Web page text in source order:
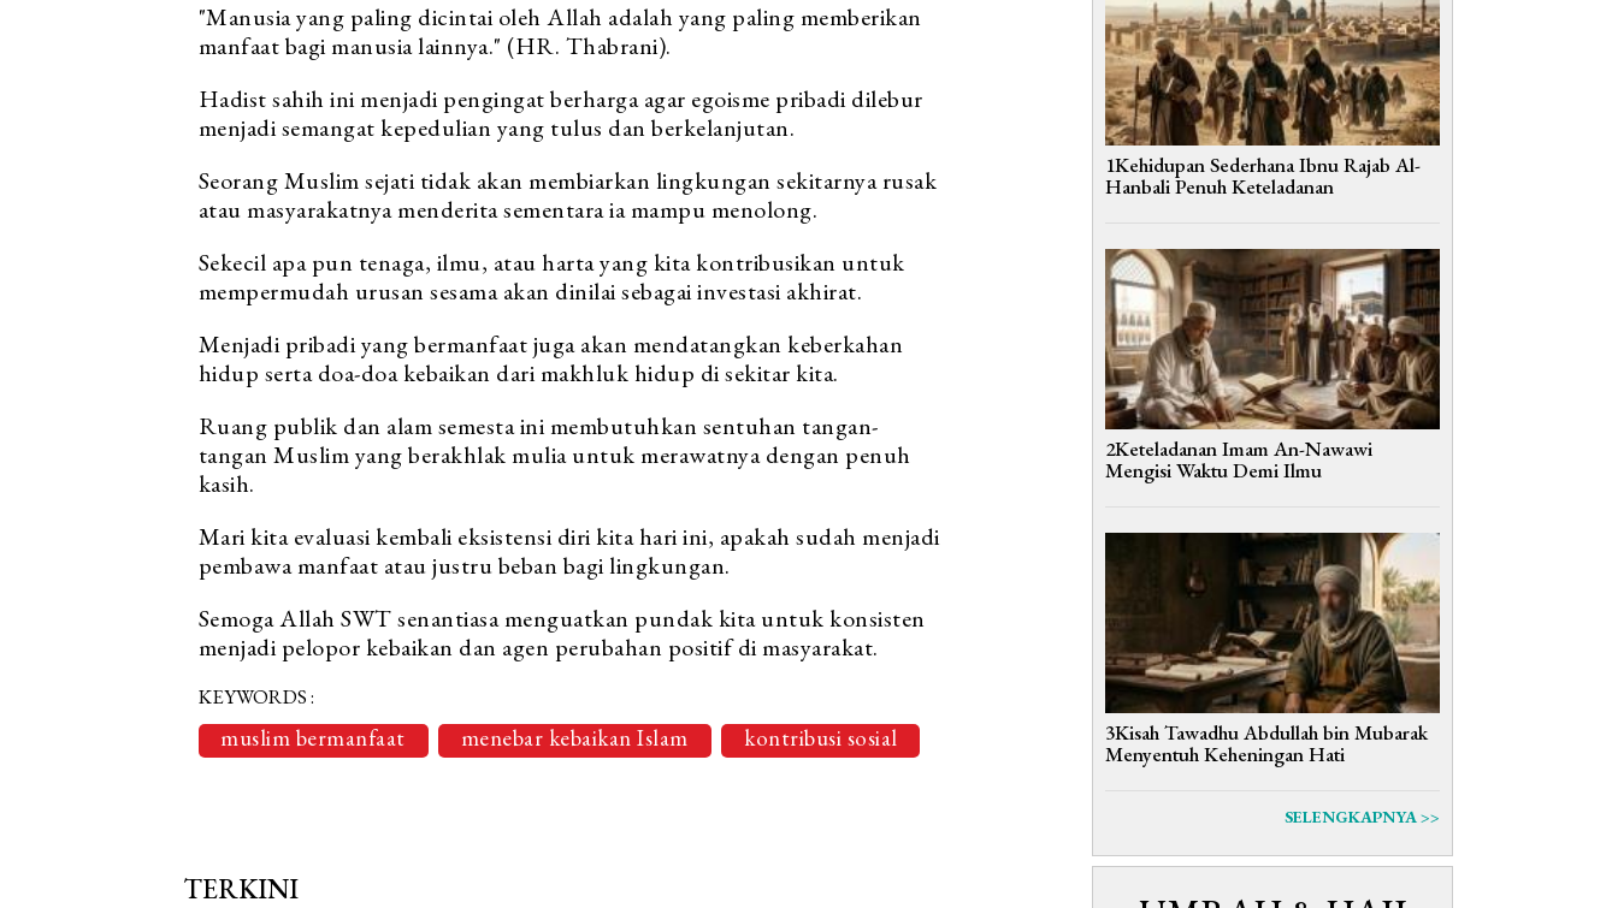
"Manusia yang paling dicintai oleh Allah adalah yang paling memberikan
manfaat bagi manusia lainnya." (HR. Thabrani).
Hadist sahih ini menjadi pengingat berharga agar egoisme pribadi dilebur
menjadi semangat kepedulian yang tulus dan berkelanjutan.
Seorang Muslim sejati tidak akan membiarkan lingkungan sekitarnya rusak
atau masyarakatnya menderita sementara ia mampu menolong.
Sekecil apa pun tenaga, ilmu, atau harta yang kita kontribusikan untuk
mempermudah urusan sesama akan dinilai sebagai investasi akhirat.
Menjadi pribadi yang bermanfaat juga akan mendatangkan keberkahan
hidup serta doa-doa kebaikan dari makhluk hidup di sekitar kita.
Ruang publik dan alam semesta ini membutuhkan sentuhan tangan-
tangan Muslim yang berakhlak mulia untuk merawatnya dengan penuh
kasih.
Mari kita evaluasi kembali eksistensi diri kita hari ini, apakah sudah menjadi
pembawa manfaat atau justru beban bagi lingkungan.
Semoga Allah SWT senantiasa menguatkan pundak kita untuk konsisten
menjadi pelopor kebaikan dan agen perubahan positif di masyarakat.
KEYWORDS :
muslim bermanfaat menebar kebaikan Islam kontribusi sosial
TERKINI
1Kehidupan Sederhana Ibnu Rajab Al-
Hanbali Penuh Keteladanan
2Keteladanan Imam An-Nawawi
Mengisi Waktu Demi Ilmu
3Kisah Tawadhu Abdullah bin Mubarak
Menyentuh Keheningan Hati
SELENGKAPNYA >>